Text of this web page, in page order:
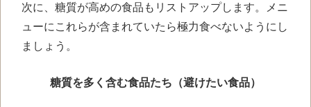
次に、糖質が高めの食品もリストアップします。メニ
ューにこれらが含まれていたら極力食べないようにし
ましょう。
糖質を多く含む食品たち（避けたい食品）